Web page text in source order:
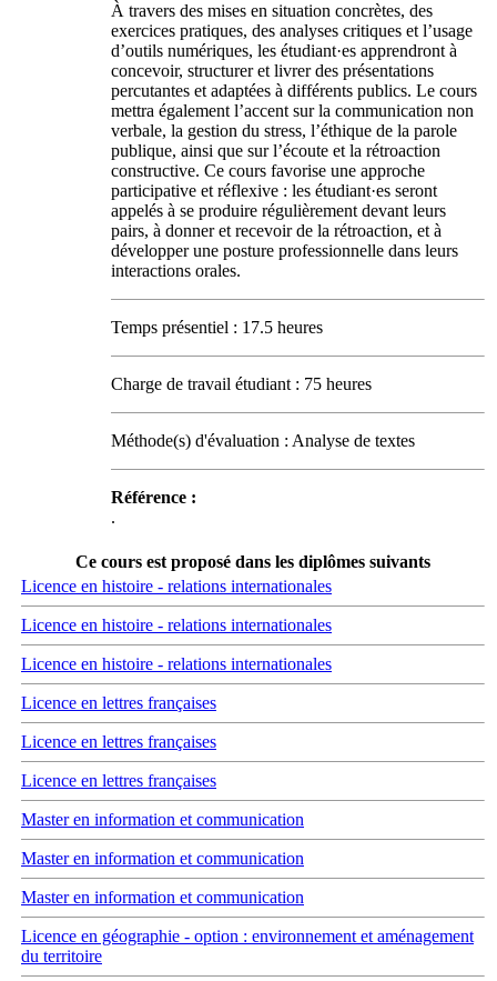
À travers des mises en situation concrètes, des
exercices pratiques, des analyses critiques et l’usage
d’outils numériques, les étudiant·es apprendront à
concevoir, structurer et livrer des présentations
percutantes et adaptées à différents publics. Le cours
mettra également l’accent sur la communication non
verbale, la gestion du stress, l’éthique de la parole
publique, ainsi que sur l’écoute et la rétroaction
constructive. Ce cours favorise une approche
participative et réflexive : les étudiant·es seront
appelés à se produire régulièrement devant leurs
pairs, à donner et recevoir de la rétroaction, et à
développer une posture professionnelle dans leurs
interactions orales.
Temps présentiel : 17.5 heures
Charge de travail étudiant : 75 heures
Méthode(s) d'évaluation : Analyse de textes
Référence :
.
Ce cours est proposé dans les diplômes suivants
Licence en histoire - relations internationales
Licence en histoire - relations internationales
Licence en histoire - relations internationales
Licence en lettres françaises
Licence en lettres françaises
Licence en lettres françaises
Master en information et communication
Master en information et communication
Master en information et communication
Licence en géographie - option : environnement et aménagement
du territoire